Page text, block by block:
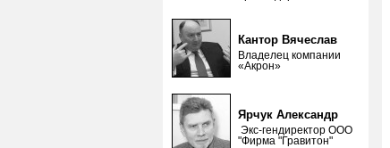
Кантор Вячеслав
Владелец компании
«Акрон»
Ярчук Александр
Экс-гендиректор ООО
"Фирма "Гравитон"